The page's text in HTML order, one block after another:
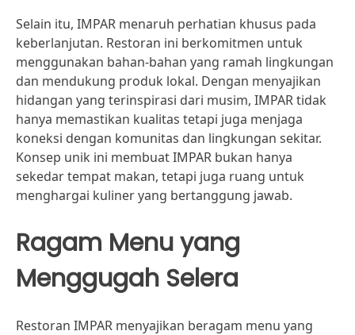
Selain itu, IMPAR menaruh perhatian khusus pada
keberlanjutan. Restoran ini berkomitmen untuk
menggunakan bahan-bahan yang ramah lingkungan
dan mendukung produk lokal. Dengan menyajikan
hidangan yang terinspirasi dari musim, IMPAR tidak
hanya memastikan kualitas tetapi juga menjaga
koneksi dengan komunitas dan lingkungan sekitar.
Konsep unik ini membuat IMPAR bukan hanya
sekedar tempat makan, tetapi juga ruang untuk
menghargai kuliner yang bertanggung jawab.
Ragam Menu yang
Menggugah Selera
Restoran IMPAR menyajikan beragam menu yang